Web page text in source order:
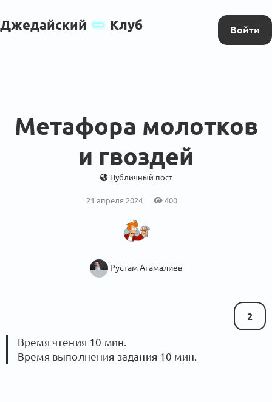
Джедайский Клуб Войти
Метафора молотков
и гвоздей
Публичный пост
21 апреля 2024 400
Рустам Агамалиев
2
Время чтения 10 мин.
Время выполнения задания 10 мин.